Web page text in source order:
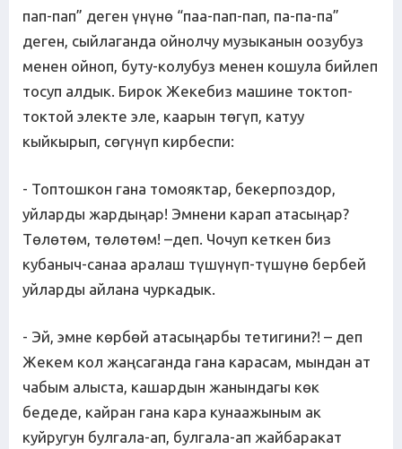
пап-пап” деген үнүнө “паа-пап-пап, па-па-па”
деген, сыйлаганда ойнолчу музыканын оозубуз
менен ойноп, буту-колубуз менен кошула бийлеп
тосуп алдык. Бирок Жекебиз машине токтоп-
токтой электе эле, каарын төгүп, катуу
кыйкырып, сөгүнүп кирбеспи:
- Топтошкон гана томояктар, бекерпоздор,
уйларды жардыңар! Эмнени карап атасыңар?
Төлөтөм, төлөтөм! –деп. Чочуп кеткен биз
кубаныч-санаа аралаш түшүнүп-түшүнө бербей
уйларды айлана чуркадык.
- Эй, эмне көрбөй атасыңарбы тетигини?! – деп
Жекем кол жаңсаганда гана карасам, мындан ат
чабым алыста, кашардын жанындагы көк
бедеде, кайран гана кара кунаажыным ак
куйругун булгала-ап, булгала-ап жайбаракат